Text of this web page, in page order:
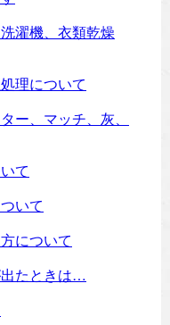
濯機、衣類乾燥
理について
ー、マッチ、灰、
て
いて
について
たときは…